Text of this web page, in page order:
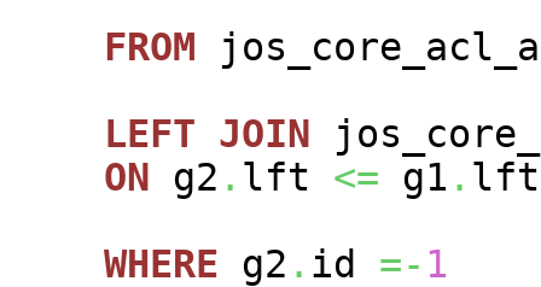
FROM
LEFT JOIN
ON g2 . lft <= g1 . lft
WHERE g2 . id =- 1